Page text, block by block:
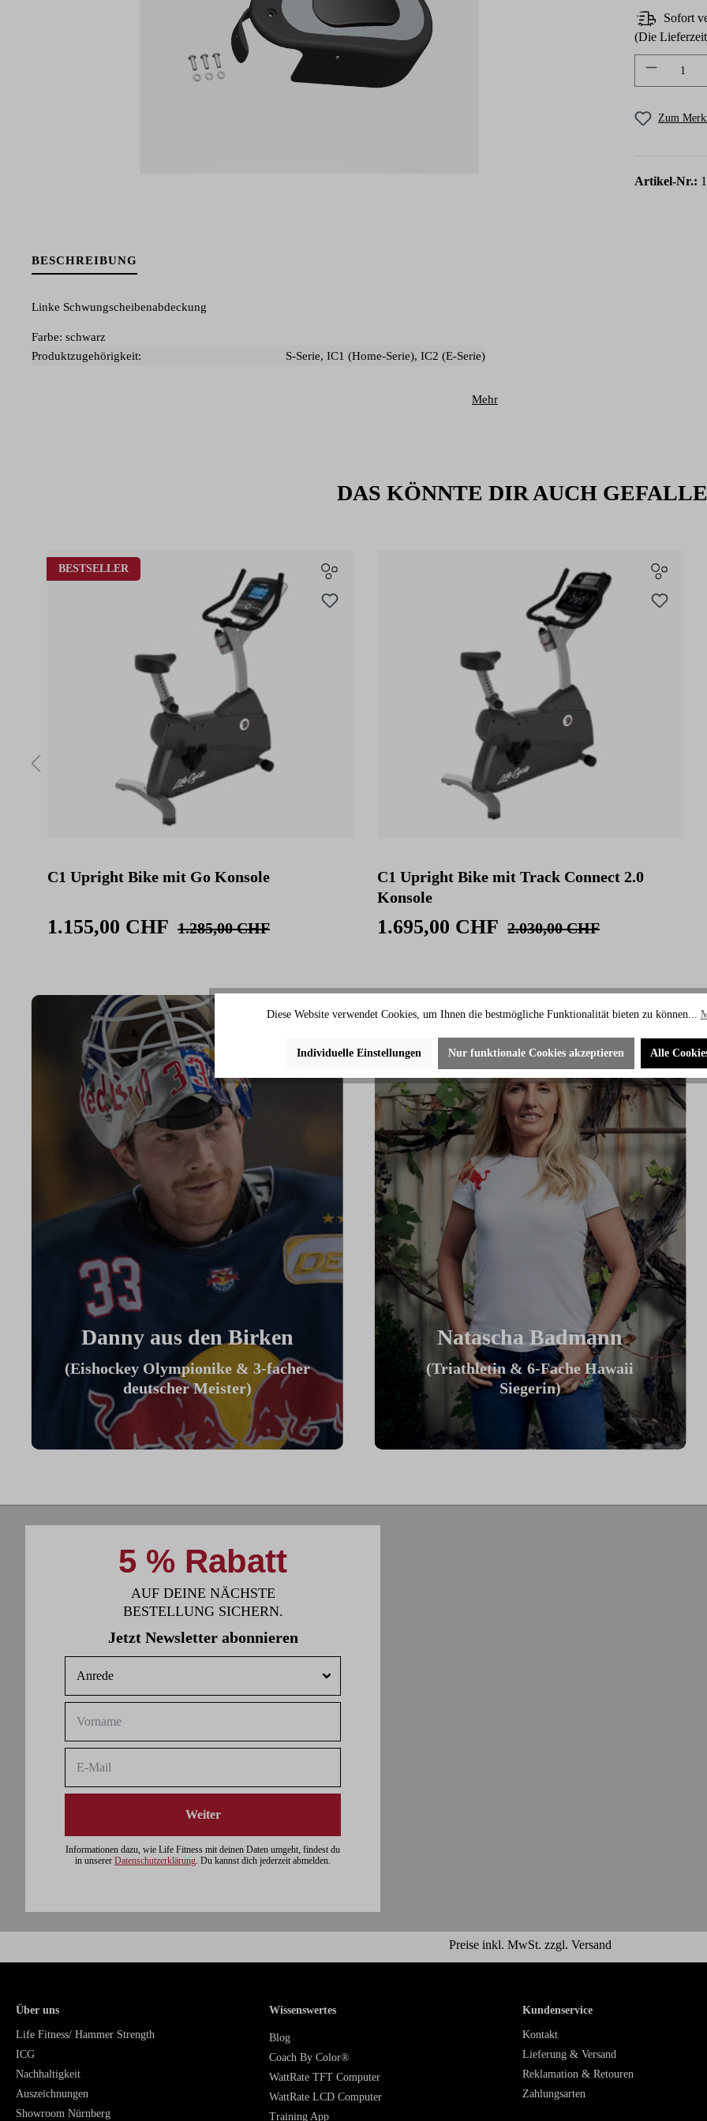
Sofort
(Die
Zum
Artikel-Nr.:
BESCHREIBUNG
Linke Schwungscheibenabdeckung
Farbe: schwarz
Produktzugehörigkeit:
S-Serie, IC1 (Home-Serie), IC2 (E-Serie)
Mehr
DAS KÖNNTE DIR AUCH
Produktgalerie überspringen
BESTSELLER
C1 Upright Bike mit Go Konsole
1.155,00 CHF 1.285,00 CHF
C1 Upright Bike mit Track Connect 2.0
Konsole
1.695,00 CHF 2.030,00 CHF
Danny aus den Birken
(Eishockey Olympionike & 3-facher
deutscher Meister)
"Ich benutze das Bike jeden Tag und es
hilft mir außerhalb des Eises an meiner
Natascha Badmann
(Triathletin & 6-Fache Hawaii
Siegerin)
„Ich finde mein ICG Bike großartig,
weil ich es meiner TT Position optimal
5 % Rabatt
AUF DEINE NÄCHSTE
BESTELLUNG SICHERN.
Jetzt Newsletter abonnieren
Weiter
Informationen dazu, wie Life Fitness mit deinen Daten umgeht, findest du
in unserer Datenschutzerklärung. Du kannst dich jederzeit abmelden.
Preise inkl. MwSt. zzgl. Versand
Über uns
Life Fitness/ Hammer Strength
ICG
Nachhaltigkeit
Auszeichnungen
Showroom Nürnberg
Wissenswertes
Blog
Coach By Color®
WattRate TFT Computer
WattRate LCD Computer
Training App
Kundenservice
Kontakt
Lieferung & Versand
Reklamation & Retouren
Zahlungsarten
Diese Website verwendet Cookies, um Ihnen die bestmögliche Funktionalität bieten zu können...
Individuelle Einstellungen Nur funktionale Cookies akzeptieren Alle